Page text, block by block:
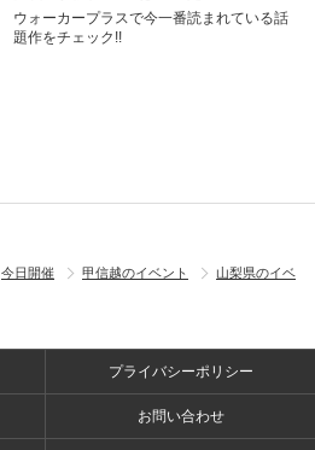
ウォーカープラスで今一番読まれている話
題作をチェック!!
今日開催 甲信越のイベント
山梨県のイベ
プライバシーポリシー
お問い合わせ